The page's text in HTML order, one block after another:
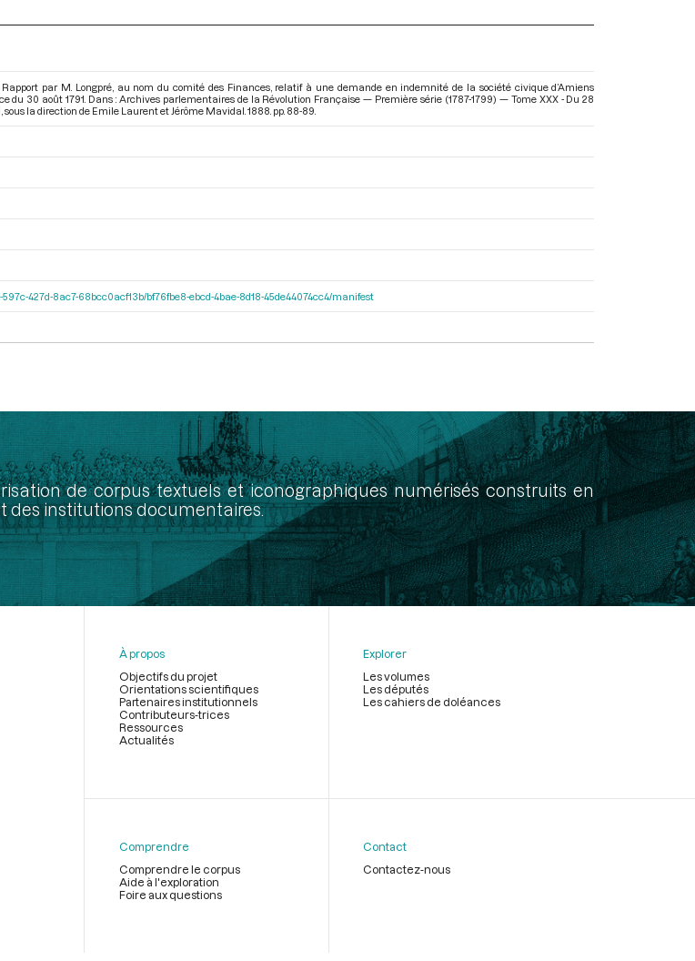
par M. Longpré, au nom du comité des Finances, relatif à une demande en indemnité de la société civique d’Amiens
du 30 août 1791. Dans : Archives parlementaires de la Révolution Française — Première série (1787-1799) — Tome XXX - Du 28
, sous la direction de Emile Laurent et Jérôme Mavidal. 1888. pp. 88-89.
597c-427d-8ac7-68bcc0acf13b/bf76fbe8-ebcd-4bae-8d18-45de44074cc4/manifest
de corpus textuels et iconographiques numérisés construits en
des institutions documentaires.
page
À propos
Objectifs du projet
Orientations scientifiques
Partenaires institutionnels
Contributeurs-trices
Ressources
Actualités
Explorer
Les volumes
Les députés
Les cahiers de doléances
Comprendre
Comprendre le corpus
Aide à l'exploration
Foire aux questions
Contact
Contactez-nous